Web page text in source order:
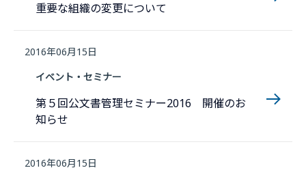
重要な組織の変更について
2016年06月15日
イベント・セミナー
第５回公文書管理セミナー2016 開催のお
知らせ
2016年06月15日